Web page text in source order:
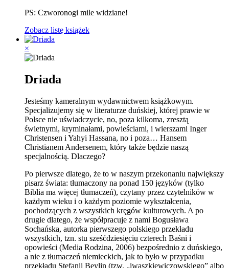
PS: Czworonogi mile widziane!
Zobacz listę książek
×
Driada
Jesteśmy kameralnym wydawnictwem książkowym.
Specjalizujemy się w literaturze duńskiej, której prawie w
Polsce nie uświadczycie, no, poza kilkoma, zresztą
świetnymi, kryminałami, powieściami, i wierszami Inger
Christensen i Yahyi Hassana, no i poza… Hansem
Christianem Andersenem, który także będzie naszą
specjalnością. Dlaczego?
Po pierwsze dlatego, że to w naszym przekonaniu największy
pisarz świata: tłumaczony na ponad 150 języków (tylko
Biblia ma więcej tłumaczeń), czytany przez czytelników w
każdym wieku i o każdym poziomie wykształcenia,
pochodzących z wszystkich kręgów kulturowych. A po
drugie dlatego, że współpracuje z nami Bogusława
Sochańska, autorka pierwszego polskiego przekładu
wszystkich, tzn. stu sześćdziesięciu czterech Baśni i
opowieści (Media Rodzina, 2006) bezpośrednio z duńskiego,
a nie z tłumaczeń niemieckich, jak to było w przypadku
przekładu Stefanii Beylin (tzw. „iwaszkiewiczowskiego” albo